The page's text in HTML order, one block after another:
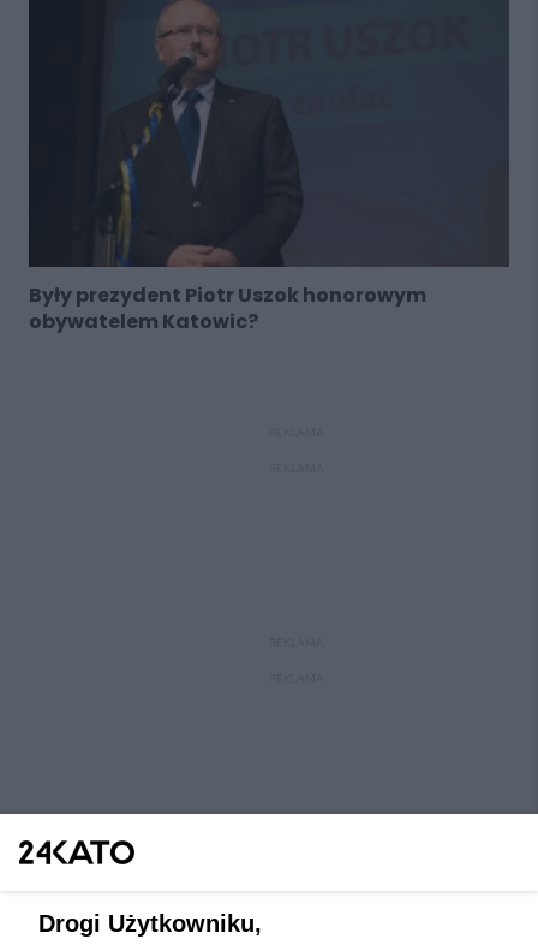
Były prezydent Piotr Uszok honorowym
obywatelem Katowic?
Drogi Użytkowniku,